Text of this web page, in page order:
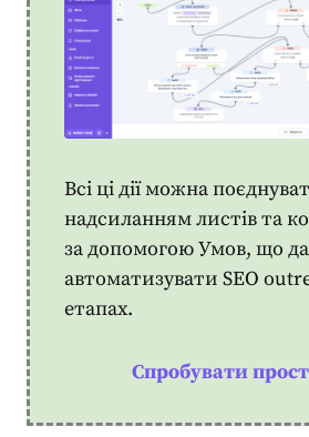
Всі ці дії можна
надсиланням листів та
за допомогою Умов, що
автоматизувати SEO
етапах.
Спробувати